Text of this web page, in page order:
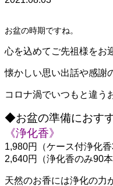
お盆の時期ですね。
心を込めてご先祖様をお
懐かしい思い出話や感謝
コロナ渦でいつもと違う
◆お盆の準備におす
《浄化香》
1,980円（ケース付浄化香
2,640円（浄化香のみ90本
天然のお香には浄化の力